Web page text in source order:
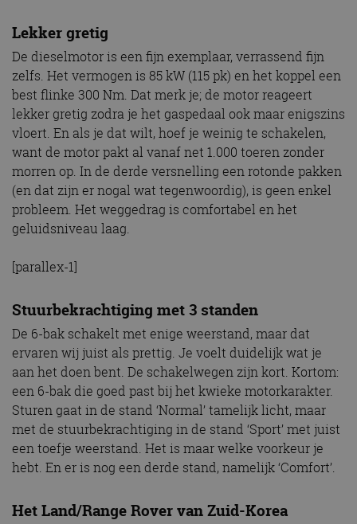
Lekker gretig
De dieselmotor is een fijn exemplaar, verrassend fijn
zelfs. Het vermogen is 85 kW (115 pk) en het koppel een
best flinke 300 Nm. Dat merk je; de motor reageert
lekker gretig zodra je het gaspedaal ook maar enigszins
vloert. En als je dat wilt, hoef je weinig te schakelen,
want de motor pakt al vanaf net 1.000 toeren zonder
morren op. In de derde versnelling een rotonde pakken
(en dat zijn er nogal wat tegenwoordig), is geen enkel
probleem. Het weggedrag is comfortabel en het
geluidsniveau laag.
[parallex-1]
Stuurbekrachtiging met 3 standen
De 6-bak schakelt met enige weerstand, maar dat
ervaren wij juist als prettig. Je voelt duidelijk wat je
aan het doen bent. De schakelwegen zijn kort. Kortom:
een 6-bak die goed past bij het kwieke motorkarakter.
Sturen gaat in de stand ‘Normal’ tamelijk licht, maar
met de stuurbekrachtiging in de stand ‘Sport’ met juist
een toefje weerstand. Het is maar welke voorkeur je
hebt. En er is nog een derde stand, namelijk ‘Comfort’.
Het Land/Range Rover van Zuid-Korea